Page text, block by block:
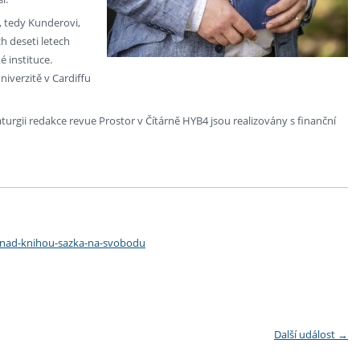
tedy Kunderovi,
deseti letech
instituce.
v Cardiffu
redakce revue Prostor v Čítárně HYB4 jsou realizovány s finanční
knihou-sazka-na-svobodu
Další událost →